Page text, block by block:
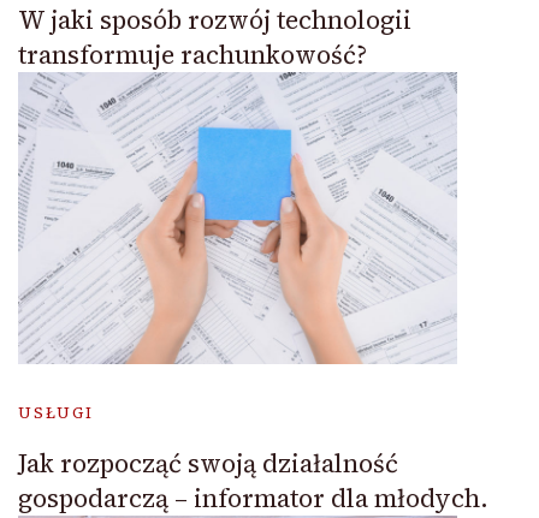
W jaki sposób rozwój technologii
transformuje rachunkowość?
USŁUGI
Jak rozpocząć swoją działalność
gospodarczą – informator dla młodych.